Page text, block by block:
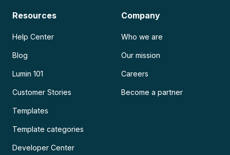
Resources
Help Center
Blog
Lumin 101
Customer Stories
Templates
Template categories
Developer Center
Company
Who we are
Our mission
Careers
Become a partner